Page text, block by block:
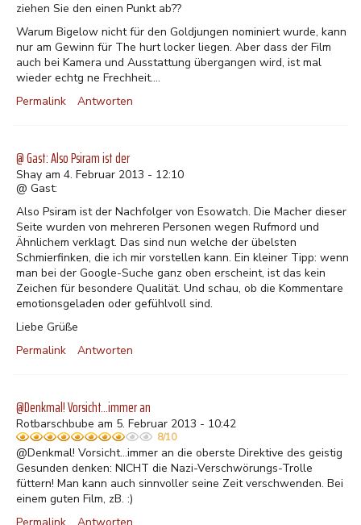
ziehen Sie den einen Punkt ab??
Warum Bigelow nicht für den Goldjungen nominiert wurde, kann
nur am Gewinn für The hurt locker liegen. Aber dass der Film
auch bei Kamera und Ausstattung übergangen wird, ist mal
wieder echtg ne Frechheit....
Permalink
Antworten
@ Gast: Also Psiram ist der
Shay am 4. Februar 2013 - 12:10
@ Gast:
Also Psiram ist der Nachfolger von Esowatch. Die Macher dieser
Seite wurden von mehreren Personen wegen Rufmord und
Ähnlichem verklagt. Das sind nun welche der übelsten
Schmierfinken, die ich mir vorstellen kann. Ein kleiner Tipp: wenn
man bei der Google-Suche ganz oben erscheint, ist das kein
Zeichen für besondere Qualität. Und schau, ob die Kommentare
emotionsgeladen oder gefühlvoll sind.
Liebe Grüße
Permalink
Antworten
@Denkmal! Vorsicht...immer an
Rotbarschbube am 5. Februar 2013 - 10:42
8/10
@Denkmal! Vorsicht...immer an die oberste Direktive des geistig
Gesunden denken: NICHT die Nazi-Verschwörungs-Trolle
füttern! Man kann auch sinnvoller seine Zeit verschwenden. Bei
einem guten Film, zB. :)